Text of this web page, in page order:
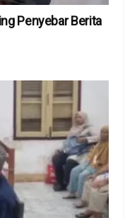
Penyebar Berita